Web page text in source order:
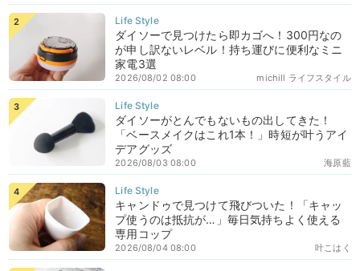
ダイソーで見つけたら即カゴへ！300円なの
が申し訳ないレベル！持ち運びに便利なミニ
家電3選
michill ライフスタイル
2026/08/02 08:00
ダイソーがとんでもないもの出してきた！
「ベースメイクはこれ1本！」時短が叶うアイ
デアグッズ
海原藍
2026/08/03 08:00
キャンドゥで見つけて飛びついた！「キャッ
プ使うのは抵抗が…」毎日気持ちよく使える
専用コップ
叶こはく
2026/08/04 08:00